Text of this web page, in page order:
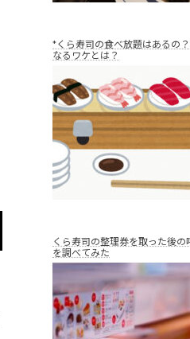
*くら寿司の食べ放題はあるの
なるワケとは？
くら寿司の整理券を取った後
を調べてみた